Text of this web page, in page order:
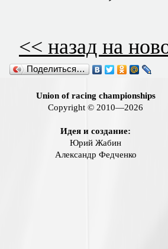
<< назад на
Поделиться…
Union of racing championships
Copyright © 2010—2026
Идея и создание:
Юрий Жабин
Александр Федченко